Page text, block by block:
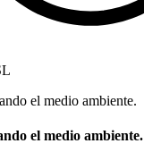
el medio ambiente.